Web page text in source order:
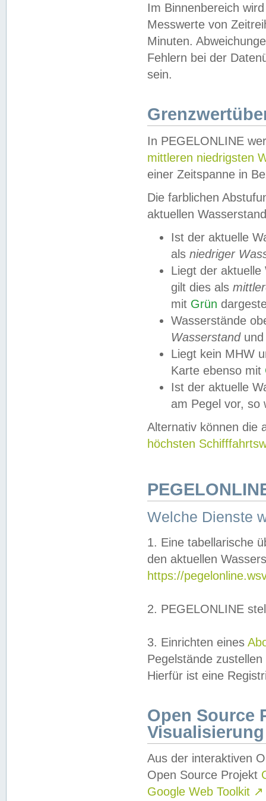
Im Binnenbereich
Messwerte von
Minuten.
Fehlern bei der
sein.
In PEGELONLINE
mittleren niedrigsten
einer Zeitspanne in
Die farblichen
aktuellen
Ist der aktuelle
als niedriger
Liegt der
gilt dies als
mit Grün
Wasserstände
Wasserstandund
Liegt kein MHW
Karte ebenso mit
Ist der aktuelle
am Pegel vor,
Alternativ können die
höchsten
Welche Dienste
1. Eine tabellarische
den aktuellen
https://
2. PEGELONLINE
3. Einrichten eines
Pegelstände
Hierfür ist eine
Open Source
Visualisierung
Aus der interaktiven
Open Source Projekt
Google Web Toolkit ↗